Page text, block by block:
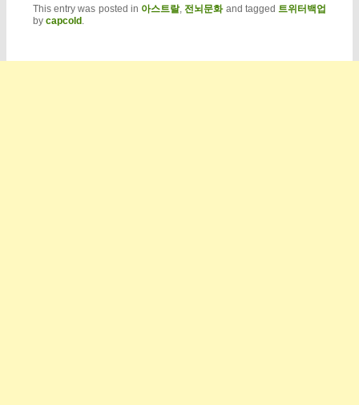
This entry was posted in 아스트랄, 전뇌문화and tagged트위터백업
by capcold .